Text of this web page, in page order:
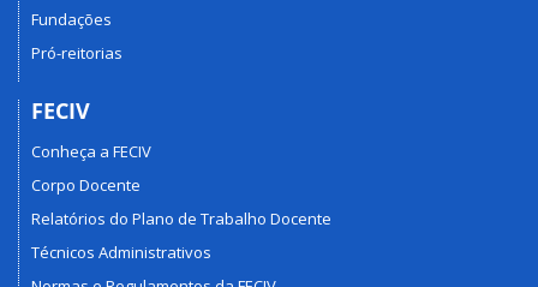
Fundações
Pró-reitorias
FECIV
Conheça a FECIV
Corpo Docente
Relatórios do Plano de Trabalho Docente
Técnicos Administrativos